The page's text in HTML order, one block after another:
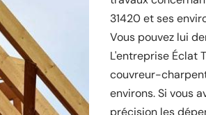
31420 et ses
Vous pouvez lui
L'entreprise Éclat
couvreur-
environs. Si vous
précision les